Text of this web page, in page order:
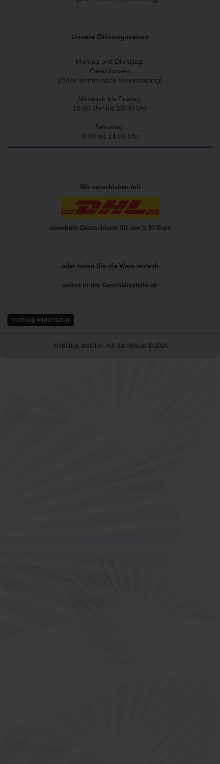
Unsere Öffnungszeiten
Montag und Dienstag:
Geschlossen
(Oder Termin nach Vereinbarung)
Mittwoch bis Freitag:
10:00 Uhr bis 18:00 Uhr
Samstag:
9:00 bis 14:00 Uhr
Wir verschicken mit
innerhalb Deutschland für nur 5,90 Euro
oder holen Sie die Ware einfach
selbst in der Geschäftsstelle ab
Vertrag widerrufen
Webshop erstellen mit Gambio.de © 2026